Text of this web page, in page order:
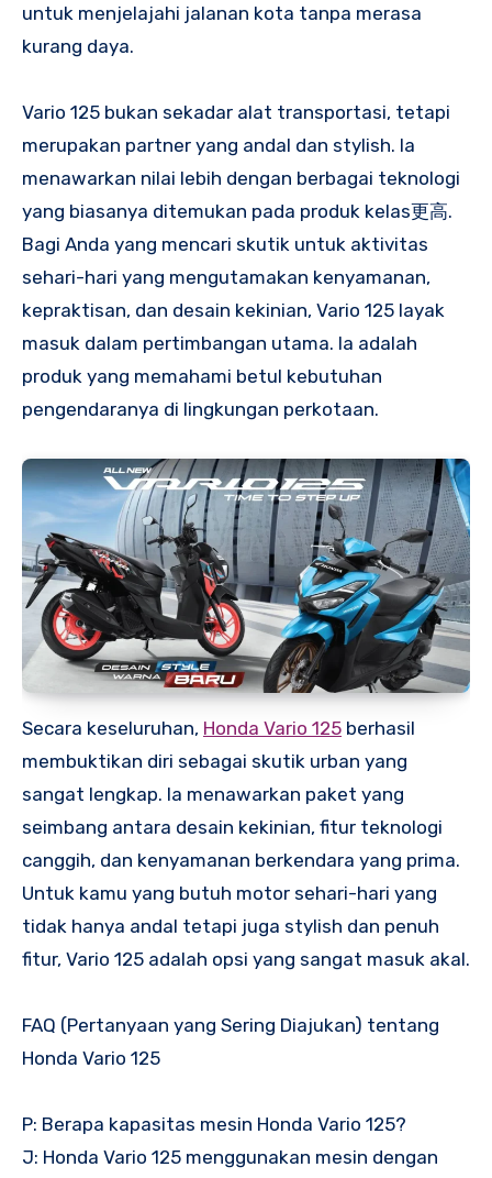
untuk menjelajahi jalanan kota tanpa merasa
kurang daya.
Vario 125 bukan sekadar alat transportasi, tetapi
merupakan partner yang andal dan stylish. Ia
menawarkan nilai lebih dengan berbagai teknologi
yang biasanya ditemukan pada produk kelas更高.
Bagi Anda yang mencari skutik untuk aktivitas
sehari-hari yang mengutamakan kenyamanan,
kepraktisan, dan desain kekinian, Vario 125 layak
masuk dalam pertimbangan utama. Ia adalah
produk yang memahami betul kebutuhan
pengendaranya di lingkungan perkotaan.
Secara keseluruhan, Honda Vario 125 berhasil
membuktikan diri sebagai skutik urban yang
sangat lengkap. Ia menawarkan paket yang
seimbang antara desain kekinian, fitur teknologi
canggih, dan kenyamanan berkendara yang prima.
Untuk kamu yang butuh motor sehari-hari yang
tidak hanya andal tetapi juga stylish dan penuh
fitur, Vario 125 adalah opsi yang sangat masuk akal.
FAQ (Pertanyaan yang Sering Diajukan) tentang
Honda Vario 125
P: Berapa kapasitas mesin Honda Vario 125?
J: Honda Vario 125 menggunakan mesin dengan